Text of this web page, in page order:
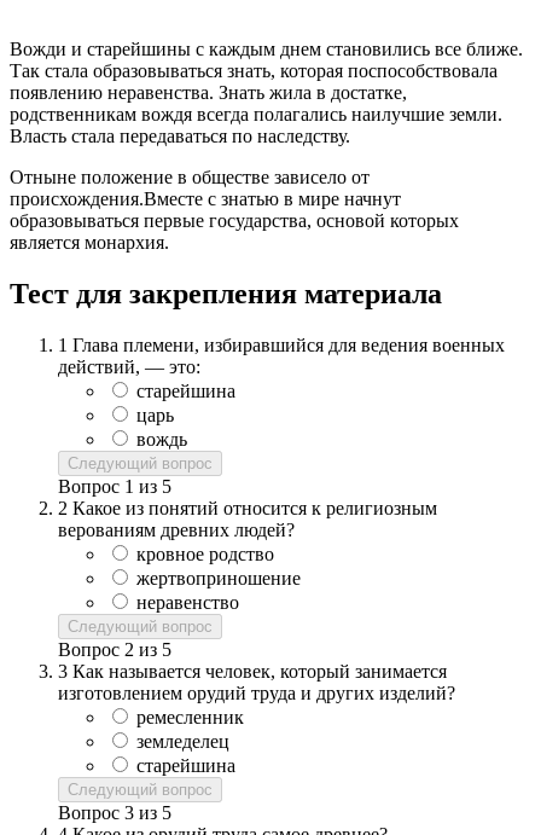
Вожди и старейшины с каждым днем становились все ближе.
Так стала образовываться знать, которая поспособствовала
появлению неравенства. Знать жила в достатке,
родственникам вождя всегда полагались наилучшие земли.
Власть стала передаваться по наследству.
Отныне положение в обществе зависело от
происхождения.Вместе с знатью в мире начнут
образовываться первые государства, основой которых
является монархия.
Тест для закрепления материала
1 Глава племени, избиравшийся для ведения военных
действий, — это:
старейшина
царь
вождь
Следующий вопрос
Вопрос 1 из 5
2 Какое из понятий относится к религиозным
верованиям древних людей?
кровное родство
жертвоприношение
неравенство
Следующий вопрос
Вопрос 2 из 5
3 Как называется человек, который занимается
изготовлением орудий труда и других изделий?
ремесленник
земледелец
старейшина
Следующий вопрос
Вопрос 3 из 5